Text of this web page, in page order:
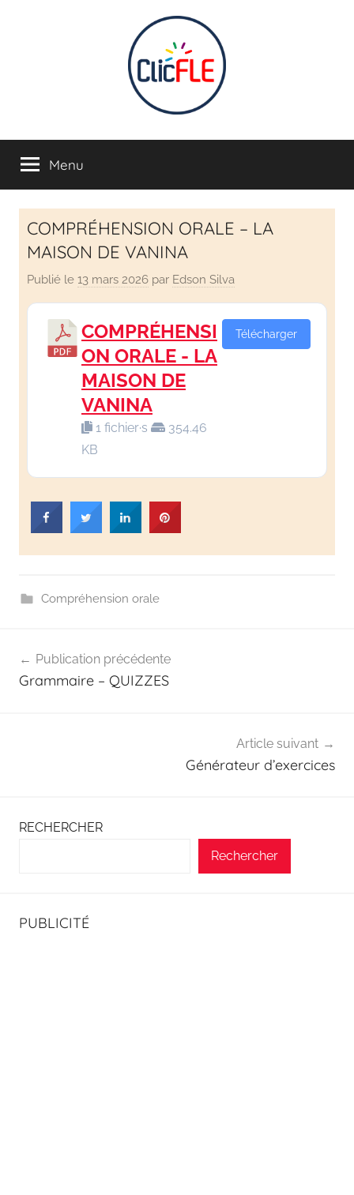
CLIC
FLE
INTERACTIF
Apprendre
français
s'amusant
s'amusantMenu
COMPRÉHENSION ORALE – LA
MAISON DE VANINA
Publié le 13 mars 2026 par Edson Silva
COMPRÉHENSI
ON ORALE - LA
MAISON DE
VANINA
1 fichier·s
354.46
KB
Télécharger
Compréhension orale
Publication précédente
Grammaire – QUIZZES
Article suivant
Générateur d’exercices
RECHERCHER
Rechercher
PUBLICITÉ